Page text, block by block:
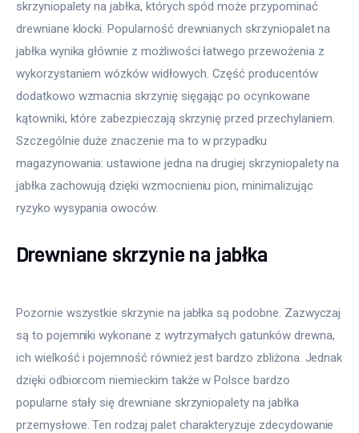
skrzyniopalety na jabłka, których spód może przypominać
drewniane klocki. Popularność drewnianych skrzyniopalet na
jabłka wynika głównie z możliwości łatwego przewożenia z
wykorzystaniem wózków widłowych. Część producentów
dodatkowo wzmacnia skrzynię sięgając po ocynkowane
kątowniki, które zabezpieczają skrzynię przed przechylaniem.
Szczególnie duże znaczenie ma to w przypadku
magazynowania: ustawione jedna na drugiej skrzyniopalety na
jabłka zachowują dzięki wzmocnieniu pion, minimalizując
ryzyko wysypania owoców.
Drewniane skrzynie na jabłka
Pozornie wszystkie skrzynie na jabłka są podobne. Zazwyczaj
są to pojemniki wykonane z wytrzymałych gatunków drewna,
ich wielkość i pojemność również jest bardzo zbliżona. Jednak
dzięki odbiorcom niemieckim także w Polsce bardzo
popularne stały się drewniane skrzyniopalety na jabłka
przemysłowe. Ten rodzaj palet charakteryzuje zdecydowanie